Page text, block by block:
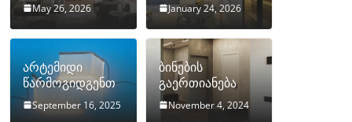
May 26, 2026 January 24, 2026
არტემიდი
წარმოგიდგენთ
September 16, 2025
ბინების
გაერთიანება
November 4, 2024
როგორ